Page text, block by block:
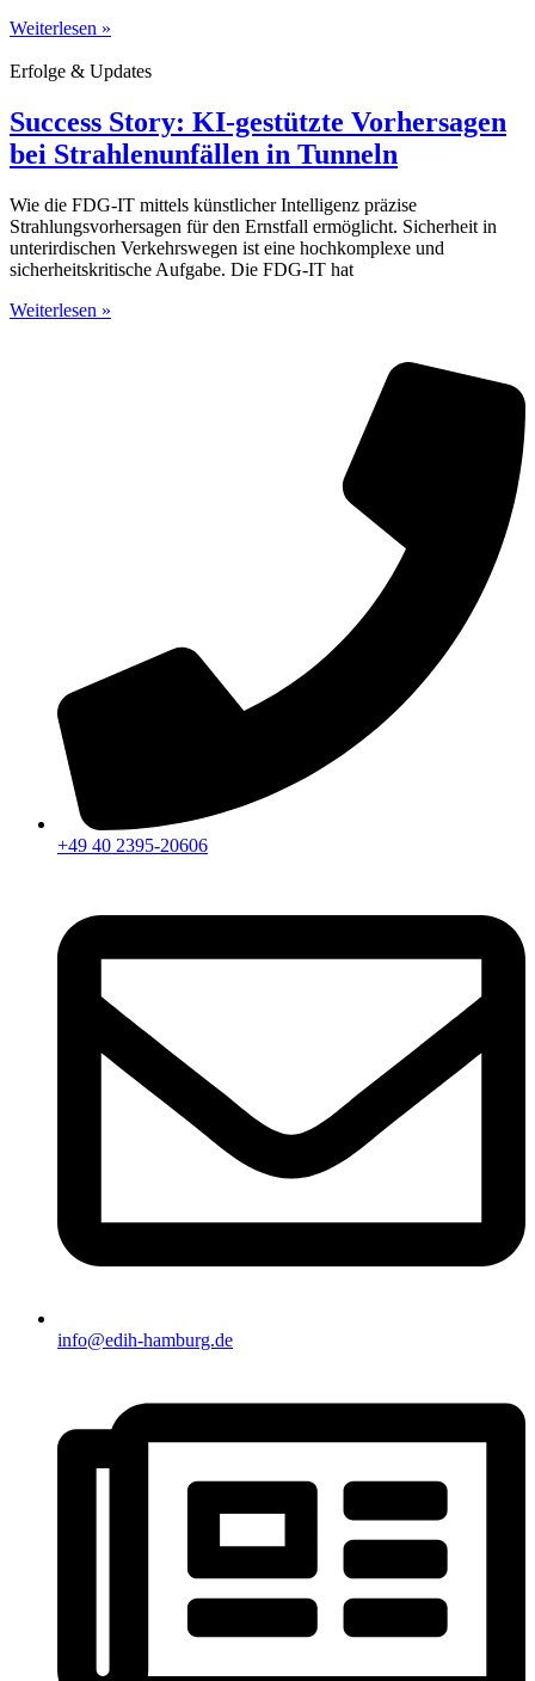
Weiterlesen »
Erfolge & Updates
Success Story: KI-gestützte Vorhersagen
bei Strahlenunfällen in Tunneln
Wie die FDG-IT mittels künstlicher Intelligenz präzise
Strahlungsvorhersagen für den Ernstfall ermöglicht. Sicherheit in
unterirdischen Verkehrswegen ist eine hochkomplexe und
sicherheitskritische Aufgabe. Die FDG-IT hat
Weiterlesen »
+49 40 2395-20606
info@edih-hamburg.de